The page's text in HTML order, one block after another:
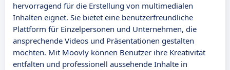
hervorragend für die Erstellung von multimedialen
Inhalten eignet. Sie bietet eine benutzerfreundliche
Plattform für Einzelpersonen und Unternehmen, die
ansprechende Videos und Präsentationen gestalten
möchten. Mit Moovly können Benutzer ihre Kreativität
entfalten und professionell aussehende Inhalte in